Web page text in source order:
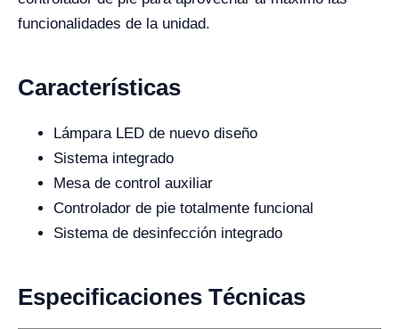
funcionalidades de la unidad.
Características
Lámpara LED de nuevo diseño
Sistema integrado
Mesa de control auxiliar
Controlador de pie totalmente funcional
Sistema de desinfección integrado
Especificaciones Técnicas